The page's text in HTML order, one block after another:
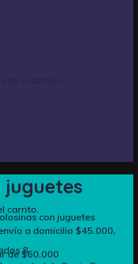
en el carrito.
carrito.
a domicilio $45.000,
de $60.000
juguetes
con juguetes
8